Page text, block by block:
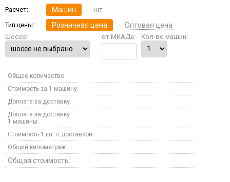
Расчет: Машин шт.
Тип цены: Розничная цена Оптовая цена
Шоссе: от МКАДа: Кол-во машин:
Общее количество:
Стоимость за 1 машину:
Доплата за доставку:
Доплата за доставку
1 машины:
Стоимость 1 шт. с доставкой:
Общий километраж:
Общая стоимость: